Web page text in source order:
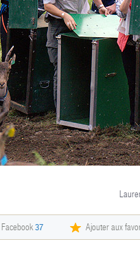
37 Ajouter aux